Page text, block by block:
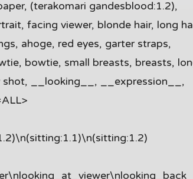
(terakomari gandesblood:1.2),
facing viewer, blonde hair, long
ahoge, red eyes, garter straps,
bowtie, small breasts, breasts,
__looking__, __expression__,